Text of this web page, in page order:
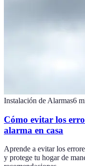
Instalación de Alarmas6
Cómo evitar los
alarma en casa
Aprende a evitar los
y protege tu hogar de